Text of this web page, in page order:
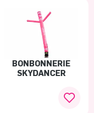
BONBONNERIE
SKYDANCER